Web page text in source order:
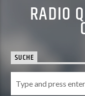
RADIO
SUCHE